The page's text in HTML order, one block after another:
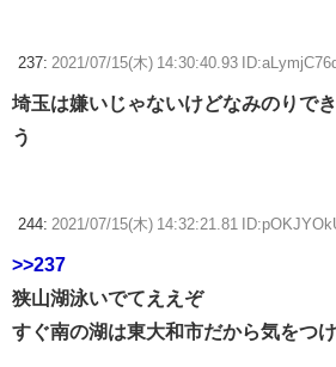
237: 2021/07/15(木) 14:30:40.93
埼玉は嫌いじゃないけどなみのりで
う
244: 2021/07/15(木) 14:32:21.81
>>237
狭山湖泳いでてええぞ
すぐ南の湖は東大和市だから気をつ